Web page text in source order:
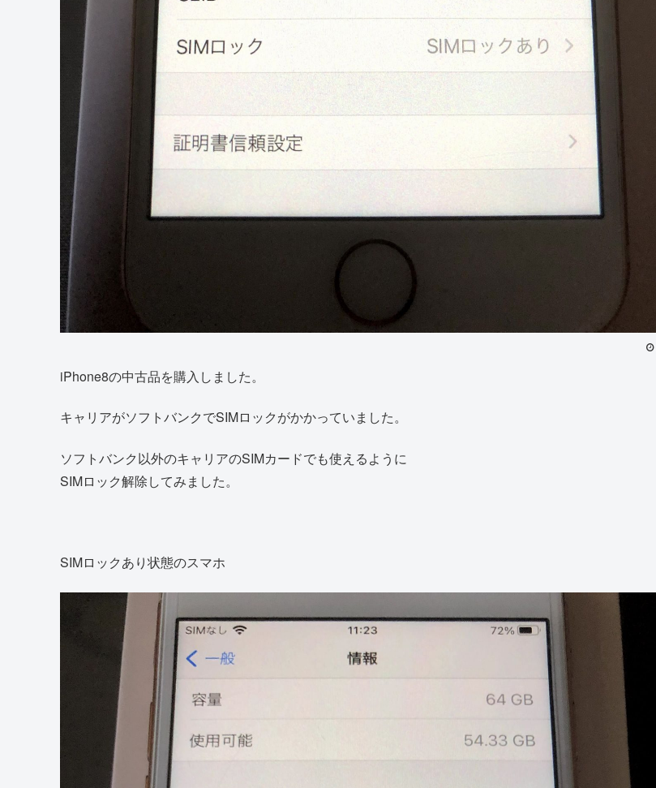
iPhone8の中古品を購入しました。
キャリアがソフトバンクでSIMロックがかかっていました。
ソフトバンク以外のキャリアのSIMカードでも使えるように
SIMロック解除してみました。
SIMロックあり状態のスマホ